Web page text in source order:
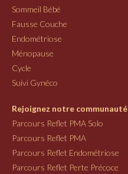
Sommeil Bébé
Fausse Couche
Endométriose
Ménopause
Cycle
Suivi Gynéco
Rejoignez notre communauté
Parcours Reflet PMA Solo
Parcours Reflet PMA
Parcours Reflet Endométriose
Parcours Reflet Perte Précoce